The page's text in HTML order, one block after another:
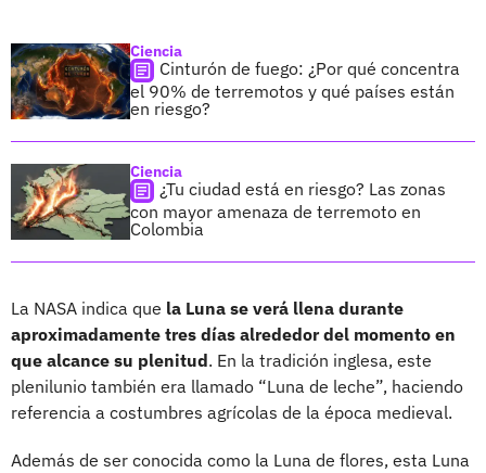
Ciencia
Cinturón de fuego: ¿Por qué concentra
el 90% de terremotos y qué países están
en riesgo?
Ciencia
¿Tu ciudad está en riesgo? Las zonas
con mayor amenaza de terremoto en
Colombia
La NASA indica que la Luna se verá llena durante
aproximadamente tres días alrededor del momento en
que alcance su plenitud. En la tradición inglesa, este
plenilunio también era llamado “Luna de leche”, haciendo
referencia a costumbres agrícolas de la época medieval.
Además de ser conocida como la Luna de flores, esta Luna